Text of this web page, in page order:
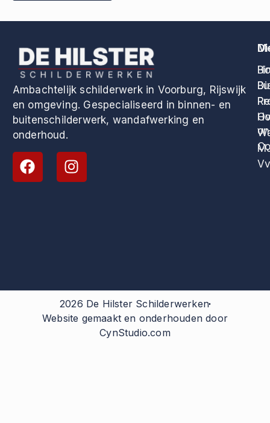
Ambachtelijk schilderwerk in Voorburg, Rijswijk
en omgeving. Gespecialiseerd in binnen- en
buitenschilderwerk, wandafwerking en
onderhoud.
2026 De Hilster Schilderwerken
Website gemaakt en onderhouden door
CynStudio.com